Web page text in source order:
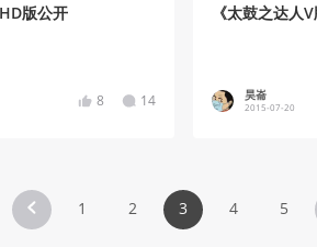
版公开
8 14
《太鼓之达人
昊崙
2015-07-20
1 2 3 4 5